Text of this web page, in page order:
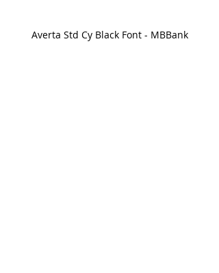
Averta Std Cy Black Font - MBBank